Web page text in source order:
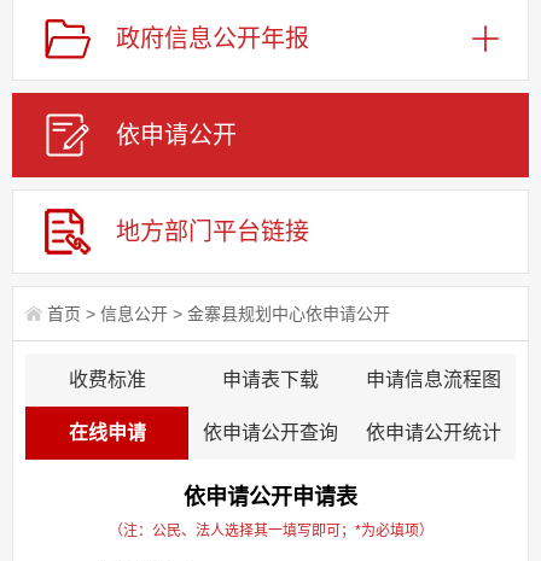
政府信息公开年报
依申请公开
地方部门 平台链接
首页 > 信息公开 > 金寨县规划中心依申请公开
收费标准 申请表下载 申请信息流程图
在线申请 依申请公开查询 依申请公开统计
依申请公开申请表
（注：公民、法人选择其一填写即可； *为必填项）